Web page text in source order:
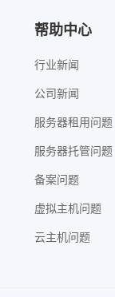
帮助中心
行业新闻
公司新闻
服务器租用问题
服务器托管问题
备案问题
虚拟主机问题
云主机问题